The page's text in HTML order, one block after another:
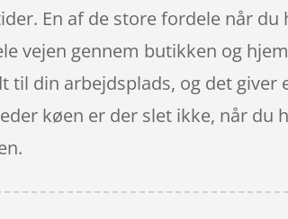
En af de store fordele når
vejen gennem butikken og
til din arbejdsplads, og det
køen er der slet ikke, når du